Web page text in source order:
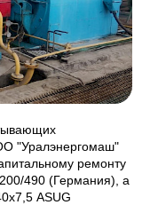
"Уралэнергомаш"
ремонту
490 (Германия), а
ASUG